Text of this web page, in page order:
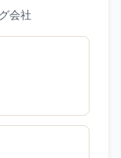
会社